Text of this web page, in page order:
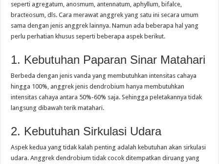
seperti agregatum, anosmum, antennatum, aphyllum, bifalce,
bracteosum, dls. Cara merawat anggrek yang satu ini secara umum
sama dengan jenis anggrek lainnya. Namun ada beberapa hal yang
perlu perhatian khusus seperti beberapa aspek berikut.
1. Kebutuhan Paparan Sinar Matahari
Berbeda dengan jenis vanda yang membutuhkan intensitas cahaya
hingga 100%, anggrek jenis dendrobium hanya membutuhkan
intensitas cahaya antara 50%-60% saja. Sehingga peletakannya tidak
langsung dibawah terik matahari.
2. Kebutuhan Sirkulasi Udara
Aspek kedua yang tidak kalah penting adalah kebutuhan akan sirkulasi
udara. Anggrek dendrobium tidak cocok ditempatkan diruang yang